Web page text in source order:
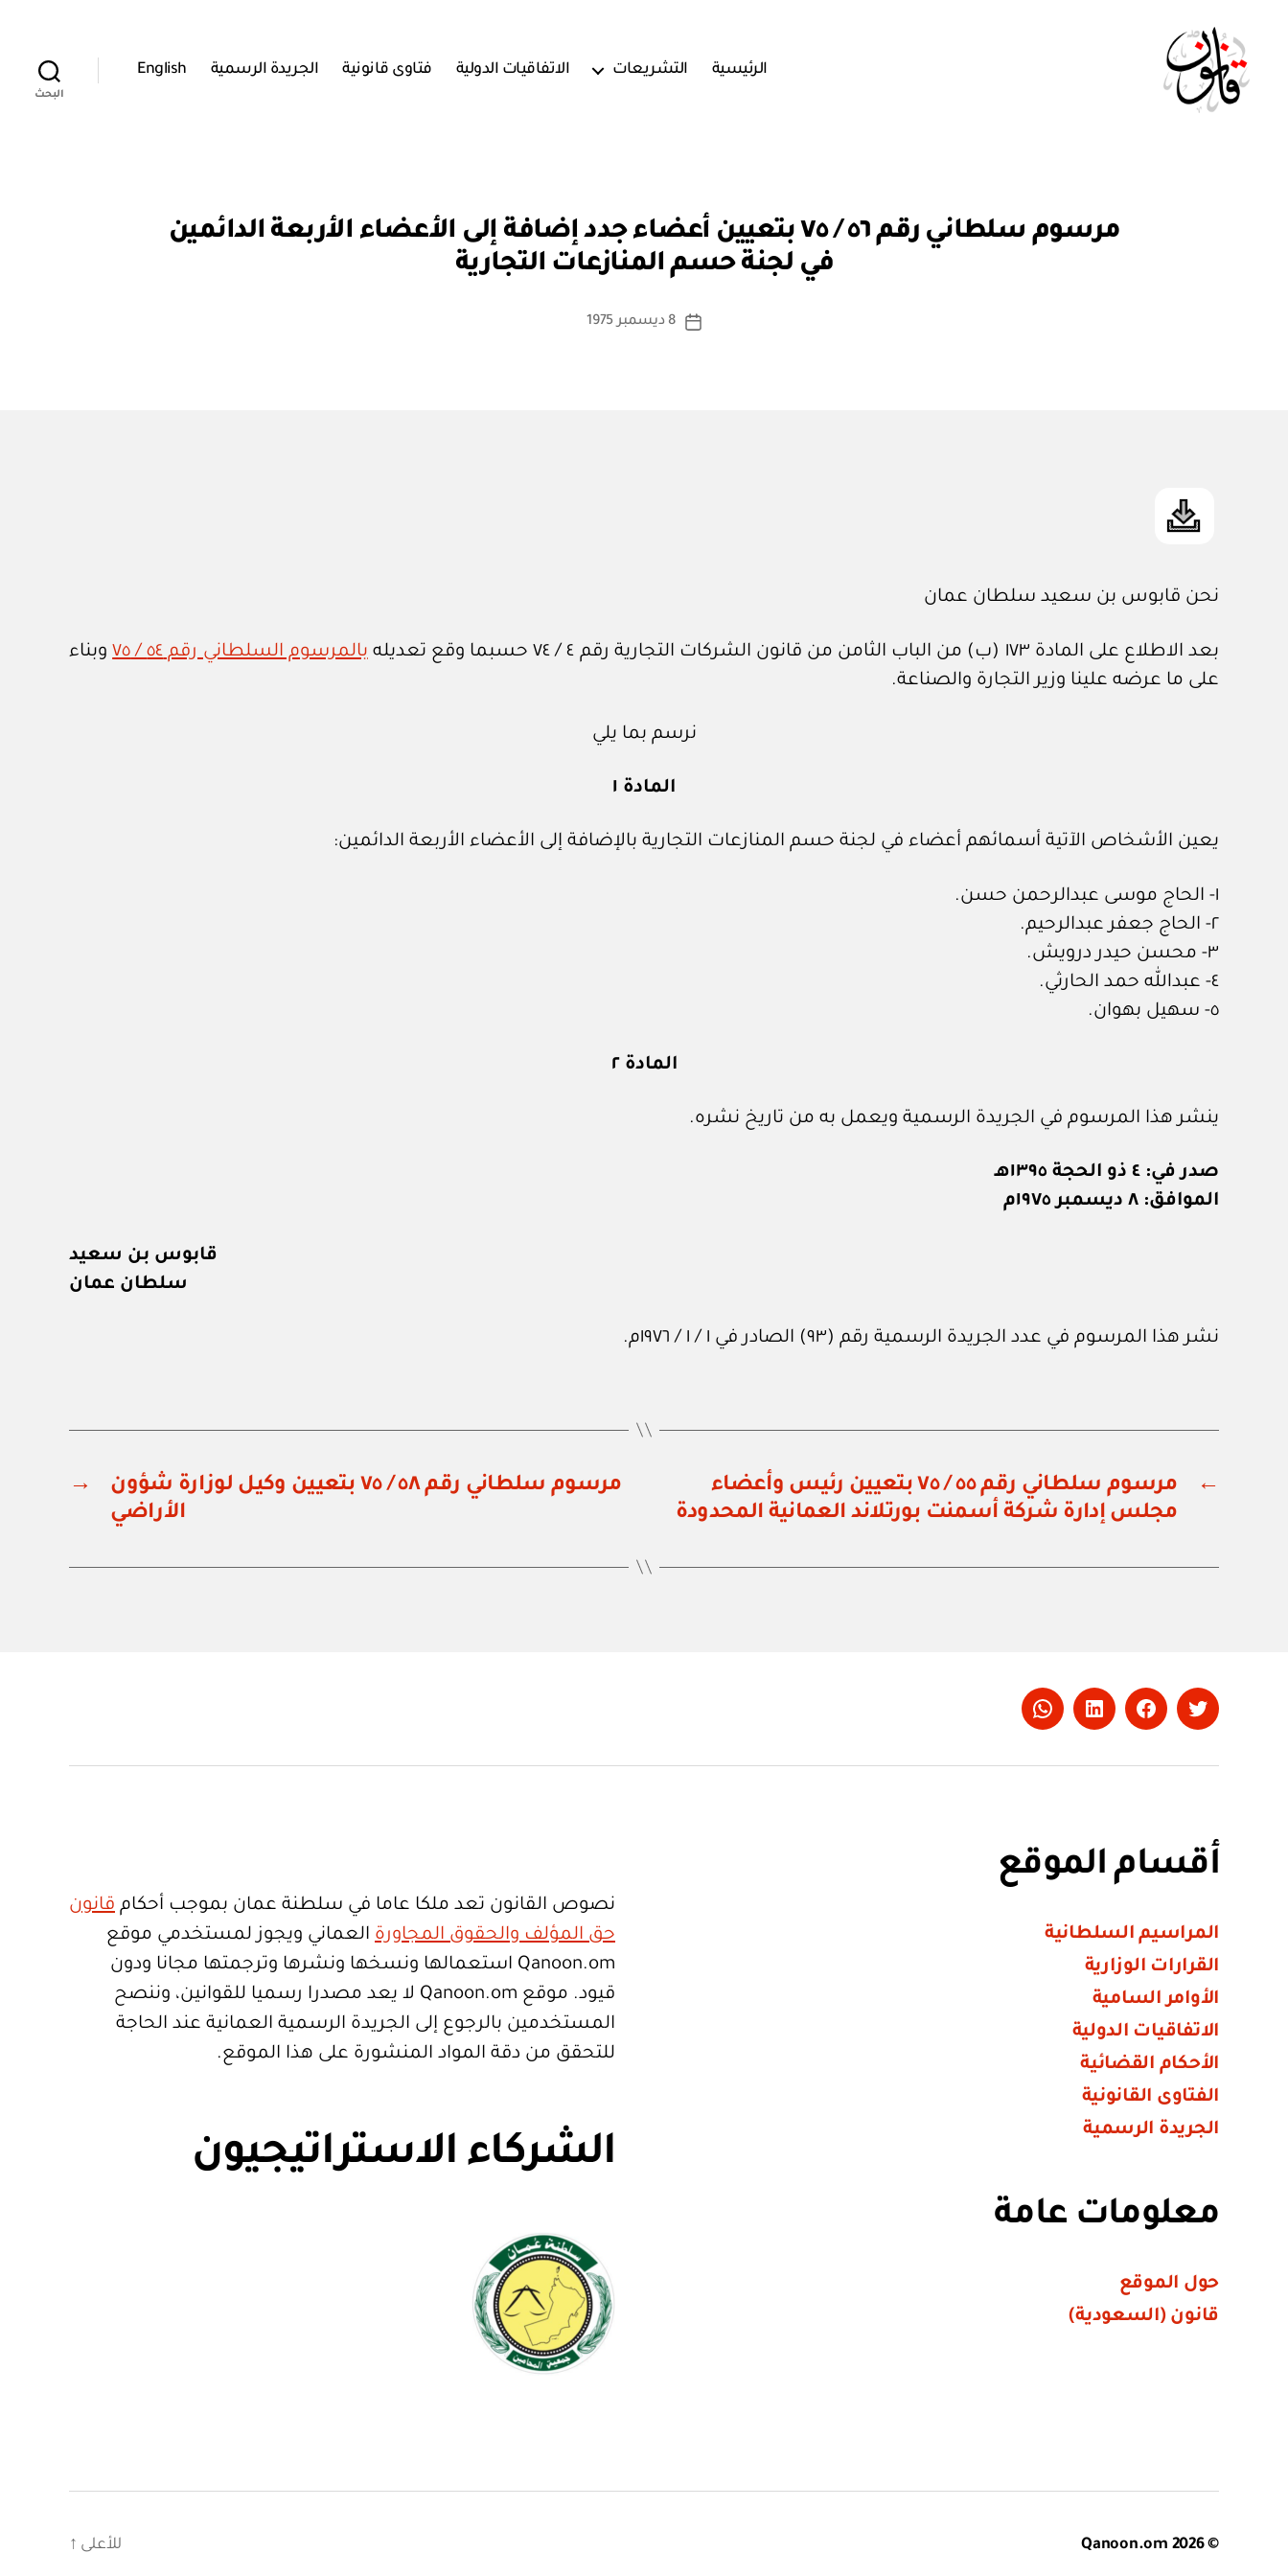
الرئيسية التشريعات الاتفاقيات الدولية فتاوى قانونية الجريدة الرسمية English
البحث
التصنيفاتم
مرسوم سلطاني رقم ٥٦ / ٧٥ بتعيين أعضاء جدد إضافة إلى الأعضاء الأربعة الدائمين
في لجنة حسم المنازعات التجارية
كاتب
ا
س
ة
تاريخ
8 ديسمبر 1975
نحن قابوس بن سعيد سلطان عمان
بعد الاطلاع على المادة ١٧٣ (ب) من الباب الثامن من قانون الشركات التجارية رقم ٤ / ٧٤ حسبما وقع تعديله بالمرسوم السلطاني رقم ٥٤ / ٧٥
وبناء
على ما عرضه علينا وزير التجارة والصناعة.
نرسم بما يلي
المادة ١
يعين الأشخاص الآتية أسمائهم أعضاء في لجنة حسم المنازعات التجارية بالإضافة إلى الأعضاء الأربعة الدائمين:
١- الحاج موسى عبدالرحمن حسن.
٢- الحاج جعفر عبدالرحيم.
٣- محسن حيدر درويش.
٤- عبدالله حمد الحارثي.
٥- سهيل بهوان.
المادة ٢
ينشر هذا المرسوم في الجريدة الرسمية ويعمل به من تاريخ نشره.
صدر في: ٤ ذو الحجة ١٣٩٥هـ
الموافق: ٨ ديسمبر ١٩٧٥م
قابوس بن سعيد
سلطان عمان
نشر هذا المرسوم في عدد الجريدة الرسمية رقم (٩٣) الصادر في ١ / ١ / ١٩٧٦م.
←
مرسوم سلطاني رقم ٥٥ / ٧٥ بتعيين رئيس وأعضاء
مجلس إدارة شركة أسمنت بورتلاند العمانية المحدودة
→
مرسوم سلطاني رقم ٥٨ / ٧٥ بتعيين وكيل لوزارة شؤون
الأراضي
Twitter
Facebook
LinkedIn
Whatsapp
أقسام الموقع
المراسيم السلطانية
القرارات الوزارية
الأوامر السامية
الاتفاقيات الدولية
الأحكام القضائية
الفتاوى القانونية
الجريدة الرسمية
معلومات عامة
حول الموقع
قانون (السعودية)
نصوص القانون تعد ملكا عاما في سلطنة عمان بموجب أحكام قانون
حق المؤلف والحقوق المجاورة العماني ويجوز لمستخدمي موقع
Qanoon.om استعمالها ونسخها ونشرها وترجمتها مجانا ودون
قيود. موقع Qanoon.om لا يعد مصدرا رسميا للقوانين، وننصح
المستخدمين بالرجوع إلى الجريدة الرسمية العمانية عند الحاجة
للتحقق من دقة المواد المنشورة على هذا الموقع.
الشركاء الاستراتيجيون
© 2026
Qanoon.om للأعلى ↑